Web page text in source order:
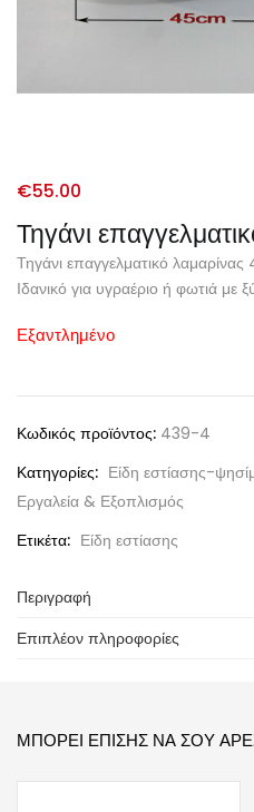
Τηγάνι
€55.00
Τηγάνι επαγγελματικό
Ιδανικό για υγραέριο ή φωτιά με
Εξαντλημένο
Κωδικός προϊόντος: 439-4
Κατηγορίες: Είδη εστίασης-
Εργαλεία & Εξοπλισμός
Ετικέτα: Είδη εστίασης
Περιγραφή
Επιπλέον πληροφορίες
ΜΠΟΡΕΊ ΕΠΊΣΗΣ ΝΑ ΣΟΥ